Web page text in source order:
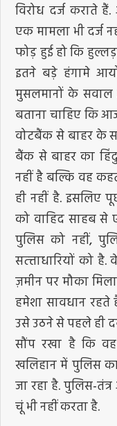
विरोध दर्ज कराते
एक मामला भी दर्ज
फोड़ हुई हो कि
इतने बड़े हंगामे
मुसलमानों के सवाल
बताना चाहिए कि
वोटबैंक से बाहर के
बैंक से बाहर का
नहीं है बल्कि वह
ही नहीं है. इसलिए
को वाहिद साहब से
पुलिस को नहीं,
सत्त्ताधारियों को
ज़मीन पर मौका
हमेशा सावधान
उसे उठने से पहले ही
सौंप रखा है कि
खलिहान में पुलिस
जा रहा है. पुलिस-
चूं भी नहीं करता है.